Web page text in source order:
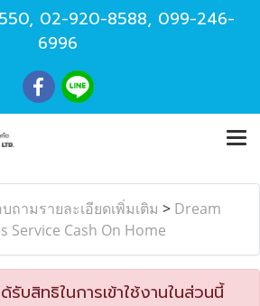
, 02-920-8588, 099-246-
6996
ถามรายละเอียดเพิ่มเติม > Dream
Service Cash On Home
บสิทธิในการเข้าใช้งานในส่วนนี้